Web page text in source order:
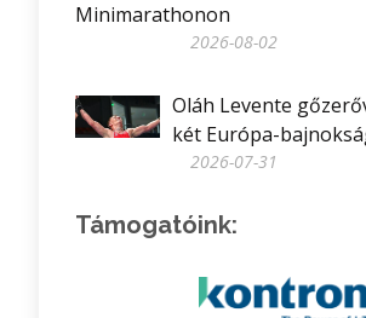
Minimarathonon
2026-08-02
Oláh Levente
két Európa-
2026-07-31
Támogatóink: